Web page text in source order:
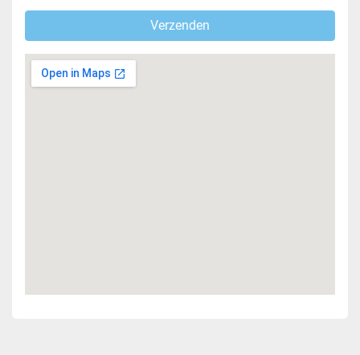
Verzenden